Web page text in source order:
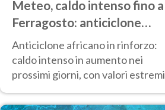
Meteo, caldo intenso fino a
Ferragosto: anticiclone
africano ancora
protagonista
Anticiclone africano in rinforzo:
caldo intenso in aumento nei
prossimi giorni, con valori estremi
d’Italia.